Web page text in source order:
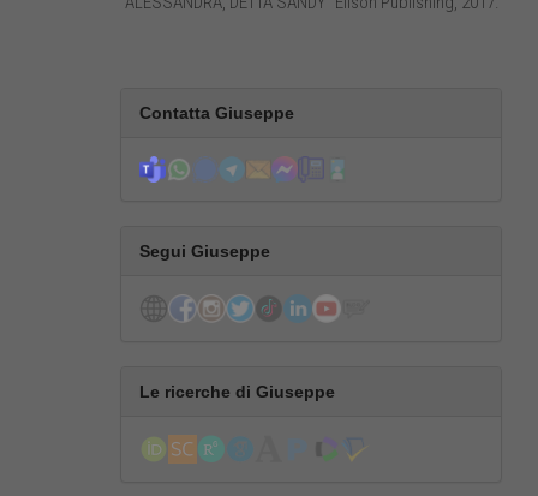
Contatta Giuseppe
Segui Giuseppe
Le ricerche di Giuseppe